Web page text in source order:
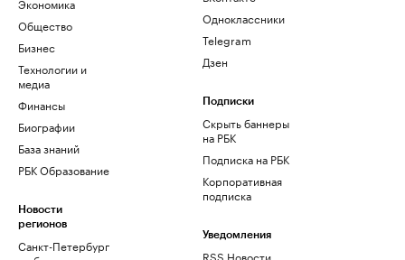
Общество
Бизнес
Технологии и
медиа
Финансы
Биографии
База знаний
РБК Образование
Новости
регионов
Санкт-Петербург
Одноклассники
Telegram
Дзен
Подписки
Скрыть баннеры
на РБК
Подписка на РБК
Корпоративная
подписка
Уведомления
RSS Новости